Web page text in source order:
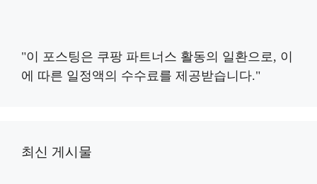
"이 포스팅은 쿠팡 파트너스 활동의 일환으로, 이
에 따른 일정액의 수수료를 제공받습니다."
최신 게시물